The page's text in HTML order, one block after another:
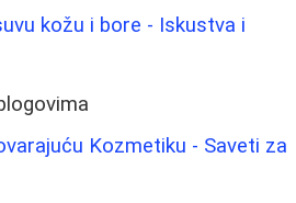
kožu i bore - Iskustva i
Kozmetiku - Saveti za